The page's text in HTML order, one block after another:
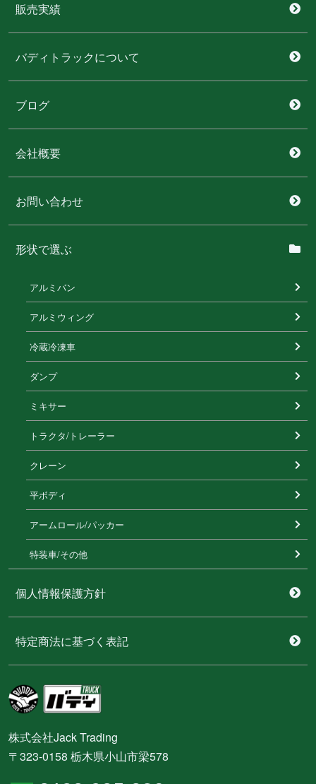
販売実績
バディトラックについて
ブログ
会社概要
お問い合わせ
形状で選ぶ
アルミバン
アルミウィング
冷蔵冷凍⾞
ダンプ
ミキサー
トラクタ/トレーラー
クレーン
平ボディ
アームロール/パッカー
特装⾞/その他
個人情報保護方針
特定商法に基づく表記
株式会社Jack Trading
〒323-0158 栃木県小山市梁578